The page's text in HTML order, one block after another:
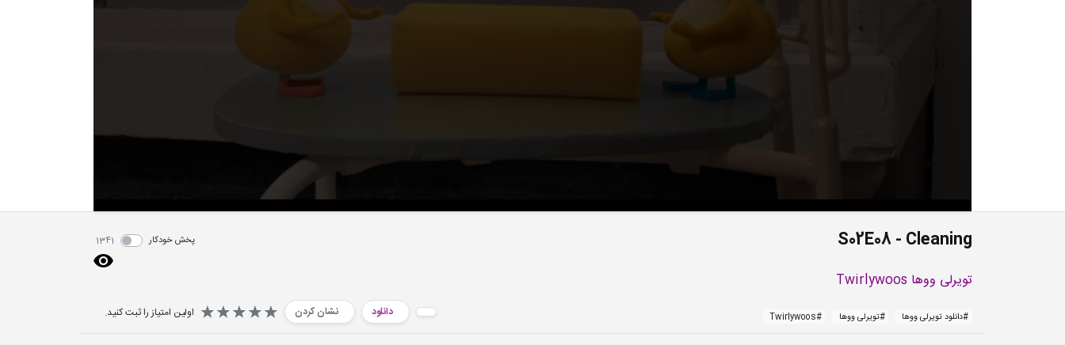
S02E08 - Cleaning پخش خودکار 1341
تویرلی ووها Twirlywoos
#دانلود تویرلی ووها #تویرلی ووها #
Twirlywoos دانلود نشان کردن اولین امتیاز را ثبت کنید.